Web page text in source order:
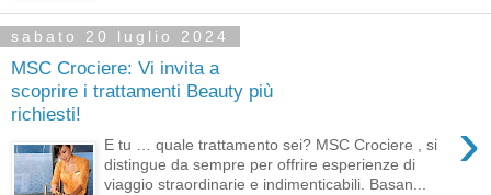
sabato 20 luglio 2024
MSC Crociere: Vi invita a
scoprire i trattamenti Beauty più
richiesti!
›
E tu … quale trattamento sei? MSC Crociere , si
distingue da sempre per offrire esperienze di
viaggio straordinarie e indimenticabili. Basan...